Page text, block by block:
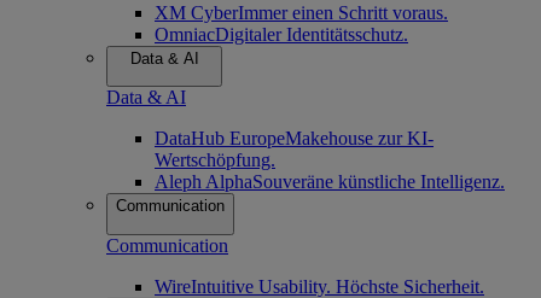
XM CyberImmer einen Schritt voraus.
OmniacDigitaler Identitätsschutz.
Data & AI
Data & AI
DataHub EuropeMakehouse zur KI-
Wertschöpfung.
Aleph AlphaSouveräne künstliche Intelligenz.
Communication
Communication
WireIntuitive Usability. Höchste Sicherheit.